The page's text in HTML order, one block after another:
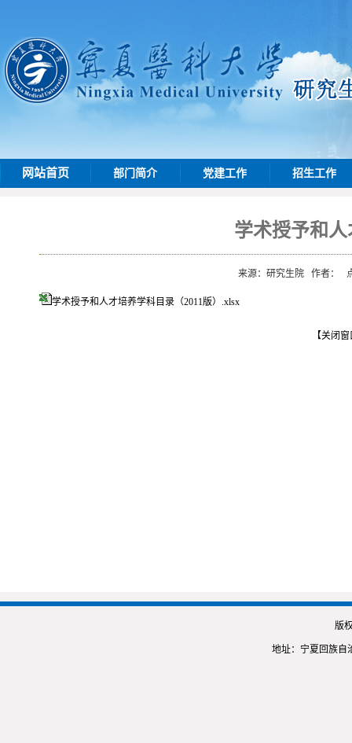
网站首页 部门简介 党建工作 招生工作
学术授予和
来源：研究生院 作者：
学术授予和人才培养学科目录（2011版）.xlsx
【关闭
版
地址：宁夏回族自